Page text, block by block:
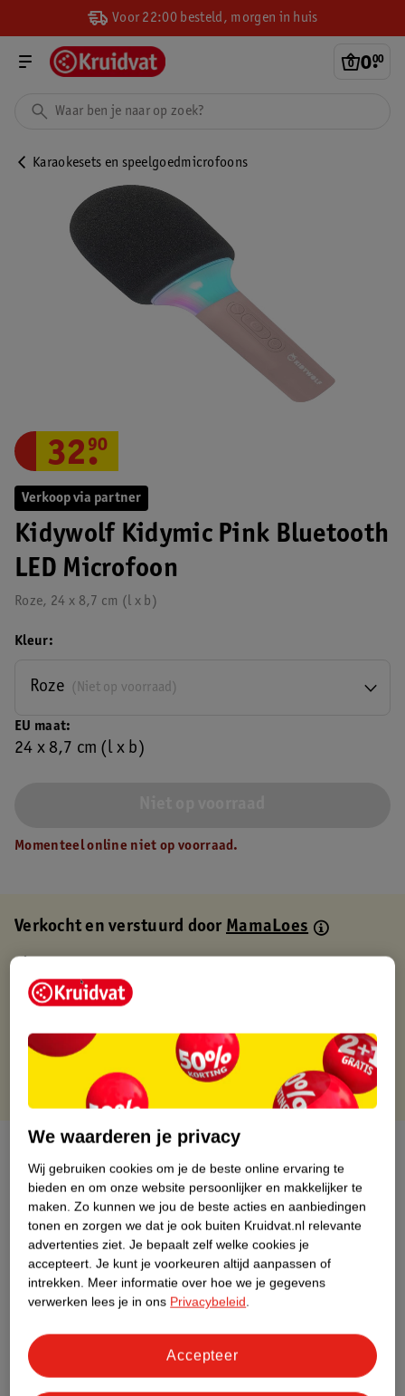
Voor 22:00 besteld, morgen in huis
0.
00
Karaokesets en speelgoedmicrofoons
Verkoop via partner
Kidywolf Kidymic Pink Bluetooth
LED Microfoon
Roze, 24 x 8,7 cm (l x b)
32.
90
EU maat
24 x 8,7 cm (l x b)
Kleur
(Niet op voorraad)
Roze
Momenteel online niet op voorraad.
Verkocht en verstuurd doorMamaLoes
Gratis thuisbezorgd
Gratis retourneren via verkooppartner.
Gratis punten met je Kruidvat kaart
Over dit product
Productinformatie
Etiketinformatie
Nature Impact Score
Meer informatie
We waarderen je privacy
Wij gebruiken cookies om je de beste online ervaring te
bieden en om onze website persoonlijker en makkelijker te
maken. Zo kunnen we jou de beste acties en aanbiedingen
tonen en zorgen we dat je ook buiten Kruidvat.nl relevante
advertenties ziet. Je bepaalt zelf welke cookies je
accepteert. Je kunt je voorkeuren altijd aanpassen of
intrekken. Meer informatie over hoe we je gegevens
verwerken lees je in ons Privacybeleid.
Accepteer